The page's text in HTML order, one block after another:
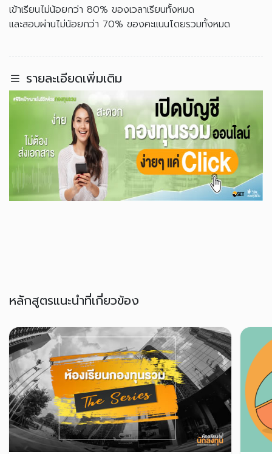
เข้าเรียนไม่น้อยกว่า 80% ของเวลาเรียนทั้งหมด
และสอบผ่านไม่น้อยกว่า 70% ของคะแนนโดยรวมทั้งหมด
รายละเอียดเพิ่มเติม
หลักสูตรแนะนำที่เกี่ยวข้อง